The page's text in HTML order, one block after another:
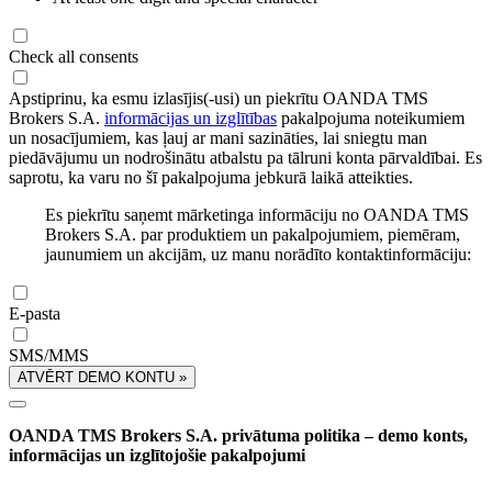
Check all consents
Apstiprinu, ka esmu izlasījis(-usi) un piekrītu OANDA TMS
Brokers S.A. informācijas un izglītības pakalpojuma noteikumiem
un nosacījumiem, kas ļauj ar mani sazināties, lai sniegtu man
piedāvājumu un nodrošinātu atbalstu pa tālruni konta pārvaldībai. Es
saprotu, ka varu no šī pakalpojuma jebkurā laikā atteikties.
Es piekrītu saņemt mārketinga informāciju no OANDA TMS
Brokers S.A. par produktiem un pakalpojumiem, piemēram,
jaunumiem un akcijām, uz manu norādīto kontaktinformāciju:
E-pasta
SMS/MMS
ATVĒRT DEMO KONTU »
OANDA TMS Brokers S.A. privātuma politika – demo konts,
informācijas un izglītojošie pakalpojumi